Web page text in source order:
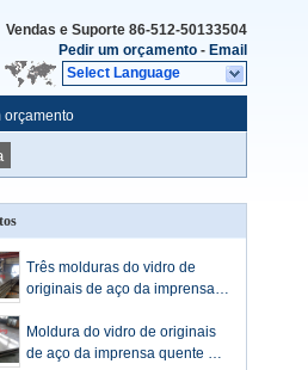
Vendas e Suporte 86-512-50133504
Pedir um orçamento - Email
Select Language
orçamento
Três molduras do vidro de
originais de aço da imprensa
feito-à-medida
Moldura do vidro de originais
de aço da imprensa quente do